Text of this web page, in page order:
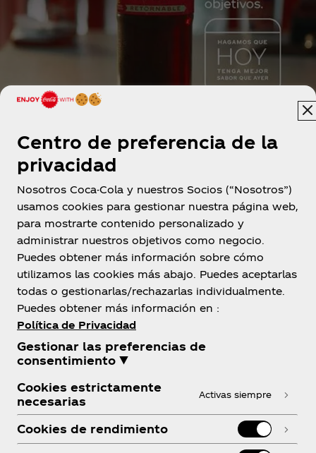
Bolivia
Sobre Nosotros
¿Necesitas ayuda?
Centro de preferencia de la
privacidad
Nosotros Coca-Cola y nuestros Socios (“Nosotros”)
usamos cookies para gestionar nuestra página web,
para mostrarte contenido personalizado y
administrar nuestros objetivos como negocio.
Puedes obtener más información sobre cómo
utilizamos las cookies más abajo. Puedes aceptarlas
todas o gestionarlas/rechazarlas individualmente.
Puedes obtener más información en :
Política de Privacidad
Gestionar las preferencias de
consentimiento ▼
Cookies estrictamente
necesarias
Activas siempre
Cookies de rendimiento